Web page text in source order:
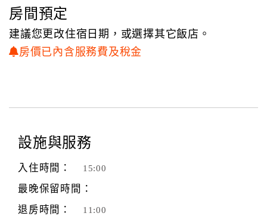
地
圖
顧
顧
客
滿
度
房間預定
建議您更改住宿日期，或選擇其它飯店。
房價已內含服務費及稅金
設施與服務
入住時間： 15:00
最晚保留時間：
退房時間：
11:00